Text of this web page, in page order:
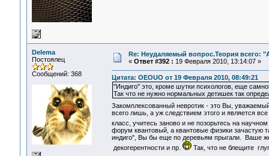
Delema
Постоялец
Сообщений: 368
Re: Неудаляемый вопрос.Теория всего:
« Ответ #392 : 19 Февраля 2010, 13:14:07 »
Цитата: OEOUO от 19 Февраля 2010, 08:49:21
"Индиго" это, кроме шутки психологов, еще
Так что не нужно нормальных детишек так
Закомплексованный невротик - это Вы,
всего лишь, а уж следствием этого и является
класс, учитесь заново и не позорьтесь на
форум квантовый, а квантовые физики зачастую
индиго", Вы бы еще по деревьям прыгали. Ваше
декогерентности и пр.
Так, что не блещите